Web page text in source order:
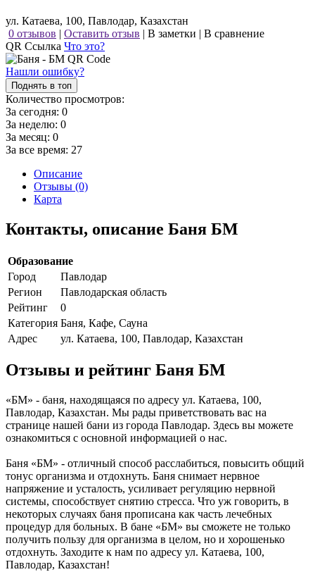
ул. Катаева, 100, Павлодар, Казахстан
0 отзывов | Оставить отзыв | В заметки | В сравнение
QR Ссылка Что это?
Нашли ошибку?
Поднять в топ
Количество просмотров:
За сегодня: 0
За неделю: 0
За месяц: 0
За все время: 27
Описание
Отзывы (0)
Карта
Контакты, описание Баня БМ
Образование
Город
Павлодар
Регион
Павлодарская область
Рейтинг
0
Категория Баня, Кафе, Сауна
Адрес
ул. Катаева, 100, Павлодар, Казахстан
Отзывы и рейтинг Баня БМ
«БМ» - баня, находящаяся по адресу ул. Катаева, 100,
Павлодар, Казахстан. Мы рады приветствовать вас на
странице нашей бани из города Павлодар. Здесь вы можете
ознакомиться с основной информацией о нас.
Баня «БМ» - отличный способ расслабиться, повысить общий
тонус организма и отдохнуть. Баня снимает нервное
напряжение и усталость, усиливает регуляцию нервной
системы, способствует снятию стресса. Что уж говорить, в
некоторых случаях баня прописана как часть лечебных
процедур для больных. В бане «БМ» вы сможете не только
получить пользу для организма в целом, но и хорошенько
отдохнуть. Заходите к нам по адресу ул. Катаева, 100,
Павлодар, Казахстан!